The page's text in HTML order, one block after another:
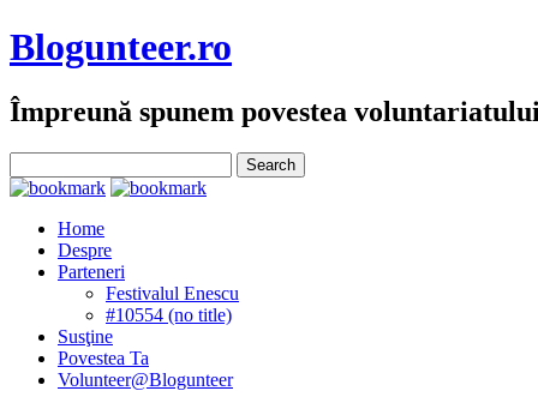
Blogunteer.ro
Împreună spunem povestea
Home
Despre
Parteneri
Festivalul Enescu
#10554 (no title)
Susţine
Povestea Ta
Volunteer@Blogunteer